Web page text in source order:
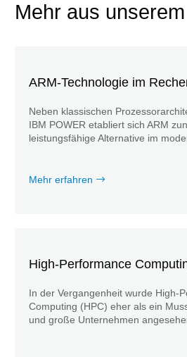
Mehr aus
ARM-Technologie im
Neben klassischen
IBM POWER etabliert sich ARM
leistungsfähige Alternative im
Mehr erfahren
High-Performance
In der Vergangenheit wurde High-
Computing (HPC) eher als ein
und große Unternehmen